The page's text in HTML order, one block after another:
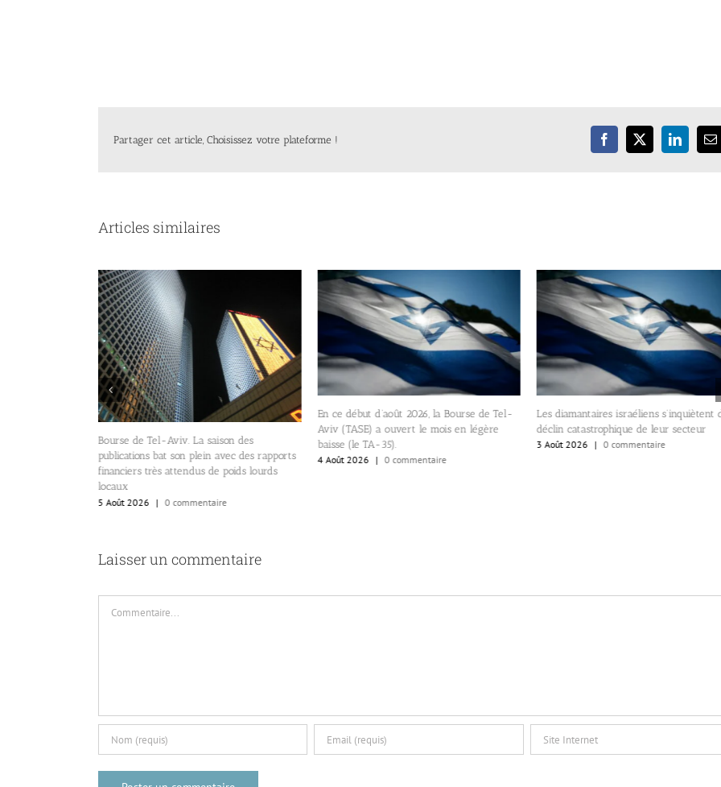
Partager cet article, Choisissez votre plateforme ! Facebook
X LinkedIn
Articles similaires
En ce début d’août 2026, la Bourse de Tel-
baisse (le TA-35).
4 Août 2026 | 0 commentaire
Les diamantaires israéliens s’inquiètent d’un
déclin catastrophique de leur secteur
3 Août 2026 |
Quizz IsraelValley. Pourquoi la ville
Miami est-elle un eldorado pour les
Israéliens?
1 Août 2026 | 0 commentaire
Commentaire